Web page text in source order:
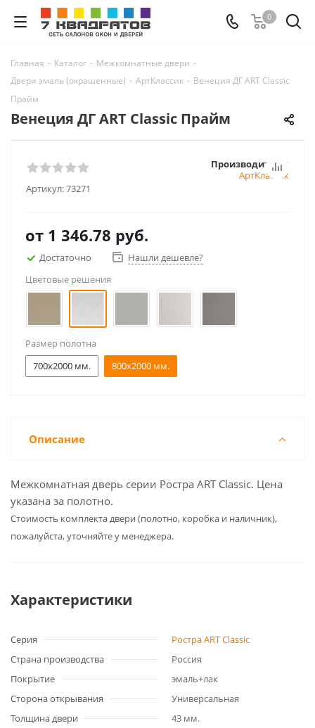
0
Главная - Каталог - Межкомнатные двери -
Двери эмаль (окрашенные) - АртКлассик - Венеция ДГ ART Classic
Прайм
Венеция ДГ ART Classic Прайм
Артикул:73271
Производитель:
АртКлассик
от 1 346.78 руб.
Достаточно
Нашли дешевле?
Цветовые решения
Размер полотна
700x2000 мм.
800x2000 мм.
Описание
Межкомнатная дверь серии Ростра ART Classic. Цена
указана за полотно.
Cтоимость комплекта двери (полотно, коробка и наличник),
пожалуйста, уточняйте у менеджера.
Характеристики
Серия
Ростра ART Classic
Страна производства
Россия
Покрытие
эмаль+лак
Сторона открывания
Универсальная
Толщина двери
43 мм.